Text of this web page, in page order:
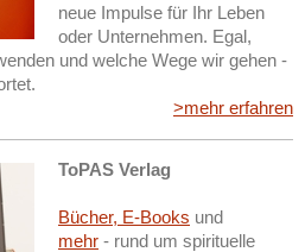
neue Impulse für Ihr Leben
oder Unternehmen. Egal,
und welche Wege wir gehen -
>mehr erfahren
ToPAS Verlag
Bücher, E-Books und
mehr - rund um spirituelle